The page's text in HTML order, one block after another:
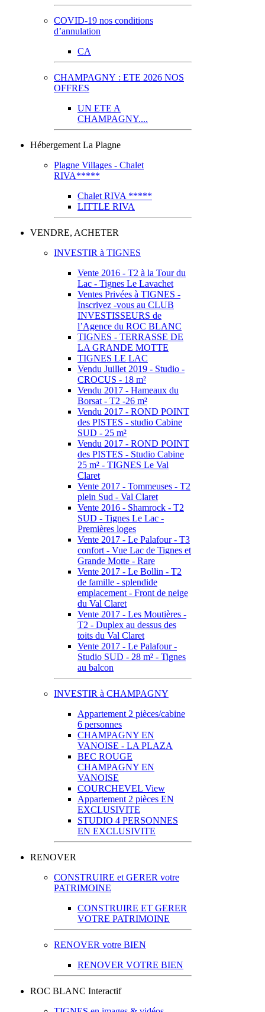
COVID-19 nos conditions
d’annulation
CA
CHAMPAGNY : ETE 2026 NOS
OFFRES
UN ETE A
CHAMPAGNY....
Hébergement La Plagne
Plagne Villages - Chalet
RIVA*****
Chalet RIVA *****
LITTLE RIVA
VENDRE, ACHETER
INVESTIR à TIGNES
Vente 2016 - T2 à la Tour du
Lac - Tignes Le Lavachet
Ventes Privées à TIGNES -
Inscrivez -vous au CLUB
INVESTISSEURS de
l’Agence du ROC BLANC
TIGNES - TERRASSE DE
LA GRANDE MOTTE
TIGNES LE LAC
Vendu Juillet 2019 - Studio -
CROCUS - 18 m²
Vendu 2017 - Hameaux du
Borsat - T2 -26 m²
Vendu 2017 - ROND POINT
des PISTES - studio Cabine
SUD - 25 m²
Vendu 2017 - ROND POINT
des PISTES - Studio Cabine
25 m² - TIGNES Le Val
Claret
Vente 2017 - Tommeuses - T2
plein Sud - Val Claret
Vente 2016 - Shamrock - T2
SUD - Tignes Le Lac -
Premières loges
Vente 2017 - Le Palafour - T3
confort - Vue Lac de Tignes et
Grande Motte - Rare
Vente 2017 - Le Bollin - T2
de famille - splendide
emplacement - Front de neige
du Val Claret
Vente 2017 - Les Moutières -
T2 - Duplex au dessus des
toits du Val Claret
Vente 2017 - Le Palafour -
Studio SUD - 28 m² - Tignes
au balcon
INVESTIR à CHAMPAGNY
Appartement 2 pièces/cabine
6 personnes
CHAMPAGNY EN
VANOISE - LA PLAZA
BEC ROUGE
CHAMPAGNY EN
VANOISE
COURCHEVEL View
Appartement 2 pièces EN
EXCLUSIVITE
STUDIO 4 PERSONNES
EN EXCLUSIVITE
RENOVER
CONSTRUIRE et GERER votre
PATRIMOINE
CONSTRUIRE ET GERER
VOTRE PATRIMOINE
RENOVER votre BIEN
RENOVER VOTRE BIEN
ROC BLANC Interactif